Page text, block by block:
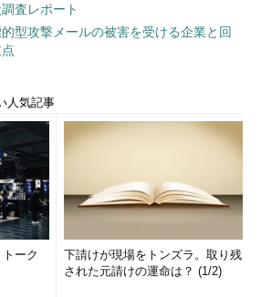
査レポート
型攻撃メールの被害を受ける企業と回
人気記事
ーク
下請けが現場をトンズラ。取り残
された元請けの運命は？ (1/2)